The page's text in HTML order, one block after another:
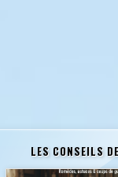
LES CONSEILS